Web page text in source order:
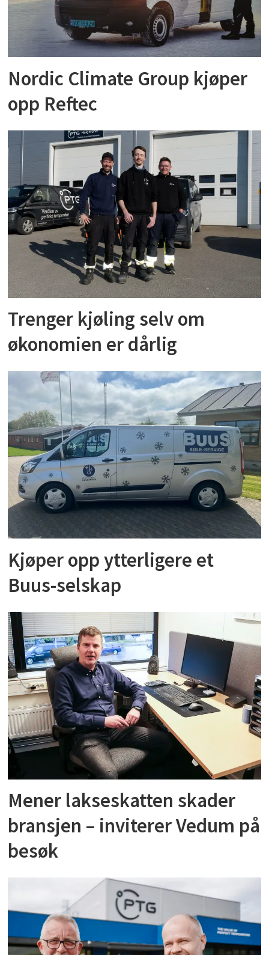
Nordic Climate Group kjøper
opp Reftec
Trenger kjøling selv om
økonomien er dårlig
Kjøper opp ytterligere et
Buus-selskap
Mener lakseskatten skader
bransjen – inviterer Vedum på
besøk